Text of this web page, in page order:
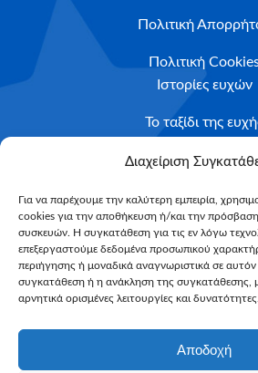
Διαχείριση
Για να παρέχουμε την καλύτερη εμπειρία,
cookies για την αποθήκευση ή/και την
συσκευών. Η συγκατάθεση για τις εν λόγω
επεξεργαστούμε δεδομένα προσωπικού
περιήγησης ή μοναδικά αναγνωριστικά σε
συγκατάθεση ή η ανάκληση της συγκατάθεσης,
αρνητικά ορισμένες λειτουργίες και δυνατότητες.
Αποδοχή
Πολιτική
Πολιτική
Ιστορίες ευχών
Το ταξίδι της
Κριτήρια
Υποβολή
NEWSLETTER
Email*